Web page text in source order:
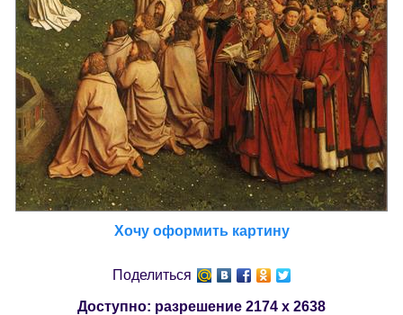
Хочу оформить картину
Поделиться
Доступно: разрешение 2174 x 2638